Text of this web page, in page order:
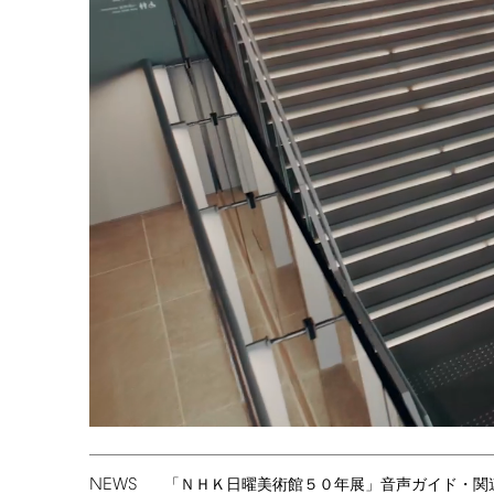
NEWS 「ＮＨＫ日曜美術館５０年展」音声ガイド・